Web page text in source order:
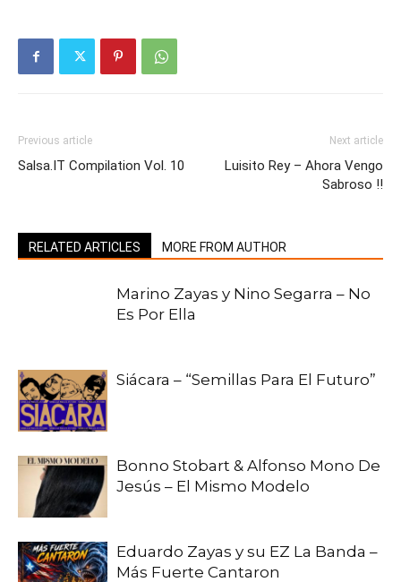
Previous article
Salsa.IT Compilation Vol. 10
Next article
Luisito Rey – Ahora Vengo
Sabroso !!
RELATED ARTICLES MORE FROM AUTHOR
Marino Zayas y Nino Segarra – No
Es Por Ella
Siácara – “Semillas Para El Futuro”
Bonno Stobart & Alfonso Mono De
Jesús – El Mismo Modelo
Eduardo Zayas y su EZ La Banda –
Más Fuerte Cantaron